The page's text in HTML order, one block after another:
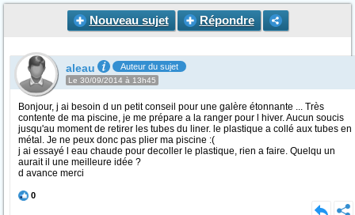
Nouveau sujet Répondre
aleau Auteur du sujet
Le 30/09/2014 à 13h45
Bonjour, j ai besoin d un petit conseil pour une galère étonnante ... Très
contente de ma piscine, je me prépare a la ranger pour l hiver. Aucun soucis
jusqu'au moment de retirer les tubes du liner. le plastique a collé aux tubes en
métal. Je ne peux donc pas plier ma piscine :(
j ai essayé l eau chaude pour decoller le plastique, rien a faire. Quelqu un
aurait il une meilleure idée ?
d avance merci
0